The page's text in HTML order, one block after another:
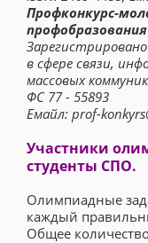
Профконкурс-
профобразования
в сфере связи,
массовых
ФС 77 - 55893
Емайл: prof-
Участники
студенты СПО.
Олимпиадные
каждый
Общее